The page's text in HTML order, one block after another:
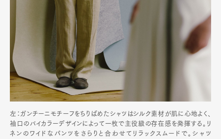
左：ガンチーニモチーフをちりばめたシャツはシルク素材が肌に心地よく、
袖口のバイカラーデザインによって一枚で主役級の存在感を発揮する。リ
ネンのワイドなパンツをさらりと合わせてリラックスムードで。シャツ